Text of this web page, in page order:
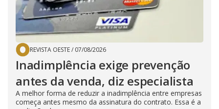
REVISTA OESTE/ 07/08/2026
Inadimplência exige prevenção
antes da venda, diz especialista
A melhor forma de reduzir a inadimplência entre empresas
começa antes mesmo da assinatura do contrato. Essa é a